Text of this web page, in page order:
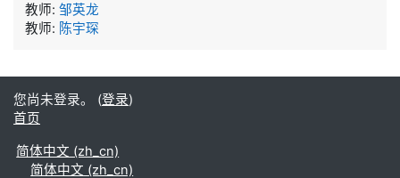
教师: 邹英龙
教师: 陈宇琛
您尚未登录。 (登录)
首页
简体中文 ‎(zh_cn)‎
简体中文 ‎(zh_cn)‎